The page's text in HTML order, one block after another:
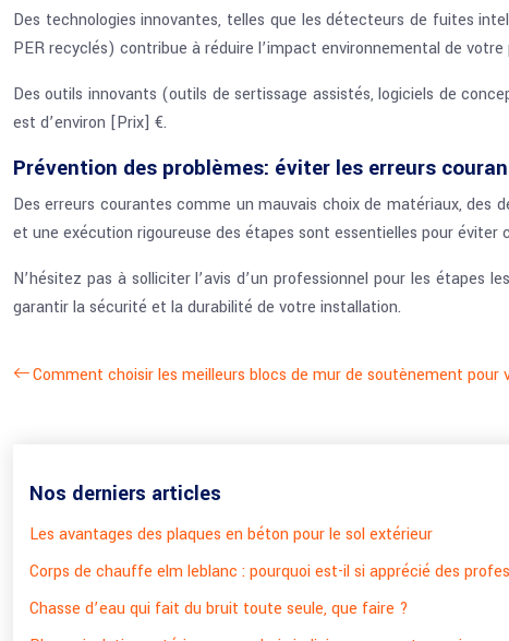
Des technologies innovantes, telles que les détecteurs de fuites
PER recyclés) contribue à réduire l’impact environnemental de votre
Des outils innovants (outils de sertissage assistés, logiciels de
est d’environ [Prix] €.
Prévention des problèmes: éviter les erreurs
Des erreurs courantes comme un mauvais choix de matériaux, des
et une exécution rigoureuse des étapes sont essentielles pour éviter
N’hésitez pas à solliciter l’avis d’un professionnel pour les
garantir la sécurité et la durabilité de votre installation.
Comment choisir les meilleurs blocs de mur de soutènement pour
Nos derniers articles
Les avantages des plaques en béton pour le sol extérieur
Corps de chauffe elm leblanc : pourquoi est-il si apprécié des
Chasse d’eau qui fait du bruit toute seule, que faire ?